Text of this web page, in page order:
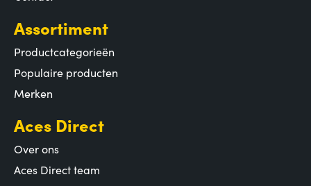
Assortiment
Productcategorieën
Populaire producten
Merken
Aces Direct
Over ons
Aces Direct team